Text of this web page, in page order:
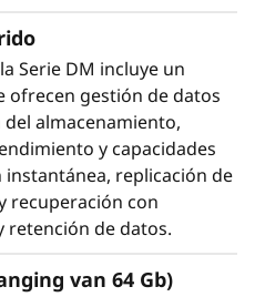
del negocio sin
DM también
estén protegidos con
Serie DM incluye un
gestión de datos
almacenamiento,
y capacidades
replicación de
recuperación con
retención de datos.
van 64 Gb)